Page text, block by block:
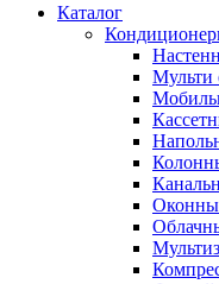
Каталог
Мульти